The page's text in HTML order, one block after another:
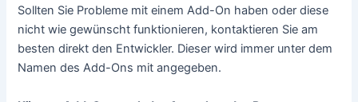
Sollten Sie Probleme mit einem Add-On haben oder diese
nicht wie gewünscht funktionieren, kontaktieren Sie am
besten direkt den Entwickler. Dieser wird immer unter dem
Namen des Add-Ons mit angegeben.